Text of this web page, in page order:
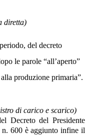
diretta)
del decreto
le parole “all’aperto”
produzione primaria”.
di carico e scarico)
Decreto del Presidente
n. 600 è aggiunto infine il